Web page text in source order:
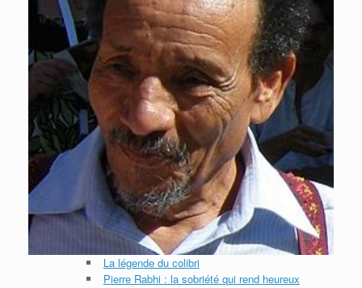
La légende du colibri
Pierre Rabhi : la sobriété qui rend heureux